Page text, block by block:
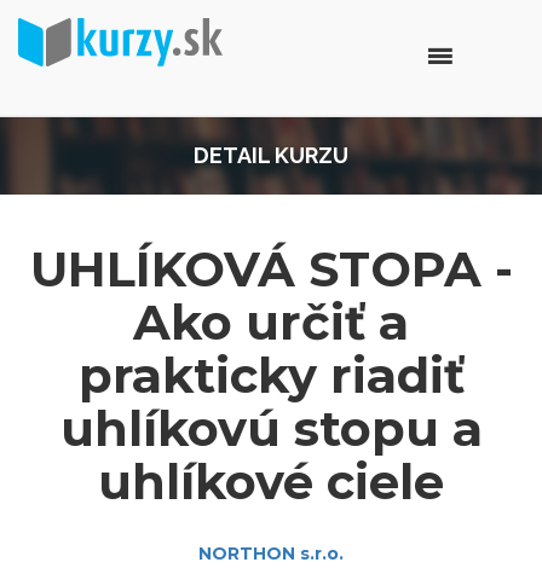
DETAIL KURZU
UHLÍKOVÁ STOPA -
Ako určiť a
prakticky riadiť
uhlíkovú stopu a
uhlíkové ciele
NORTHON s.r.o.